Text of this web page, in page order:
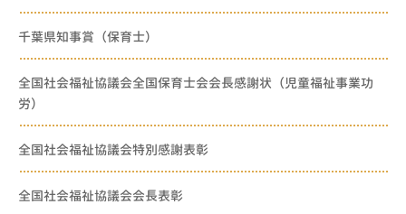
千葉県知事賞（保育士）
全国社会福祉協議会全国保育士会会長感謝状（児童福祉事業功
労）
全国社会福祉協議会特別感謝表彰
全国社会福祉協議会会長表彰